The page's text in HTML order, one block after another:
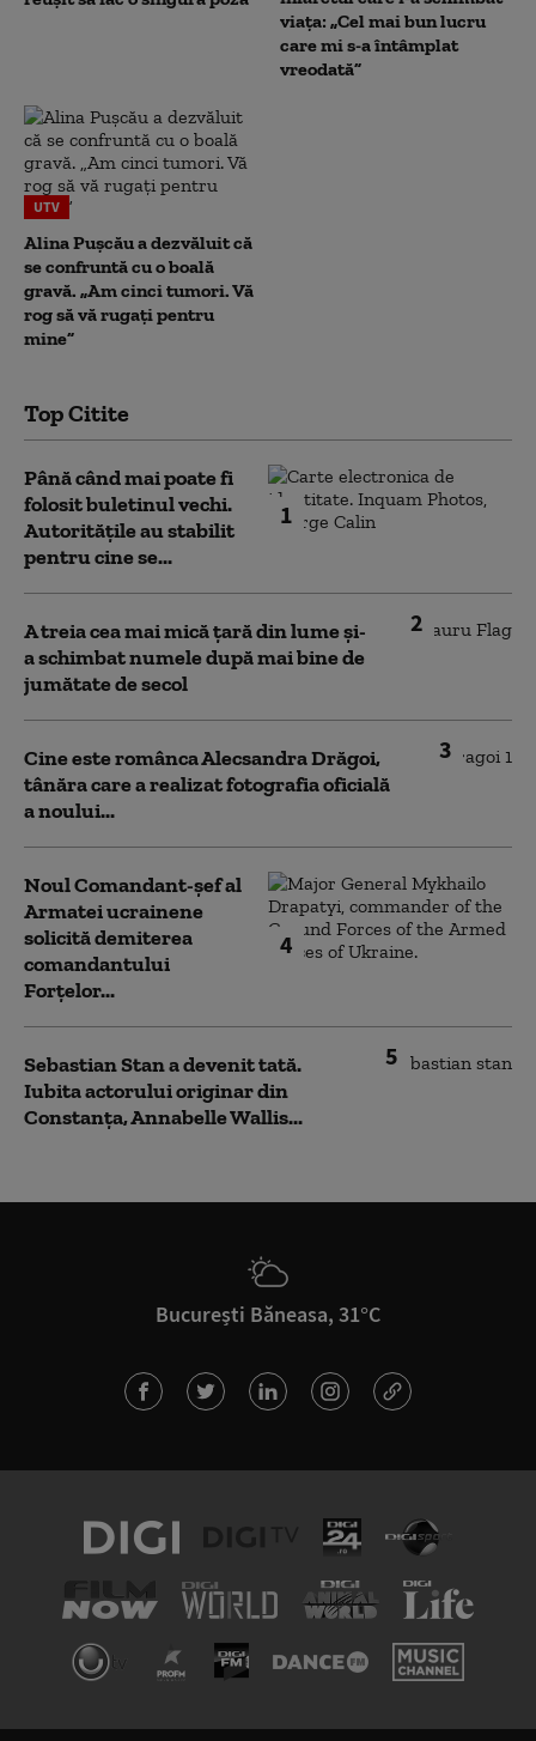
viața: „Cel mai bun lucru
care mi s-a întâmplat
vreodată”
UTV
Alina Pușcău a dezvăluit că
se confruntă cu o boală
gravă. „Am cinci tumori. Vă
rog să vă rugați pentru
mine”
Top Citite
1
Până când mai poate fi
folosit buletinul vechi.
Autoritățile au stabilit
pentru cine se...
2
A treia cea mai mică țară din lume și-
a schimbat numele după mai bine de
jumătate de secol
3
Cine este românca Alecsandra Drăgoi,
tânăra care a realizat fotografia oficială
a noului...
4
Noul Comandant-șef al
Armatei ucrainene
solicită demiterea
comandantului
Forțelor...
5
Sebastian Stan a devenit tată.
Iubita actorului originar din
Constanța, Annabelle Wallis...
București Băneasa, 31°C